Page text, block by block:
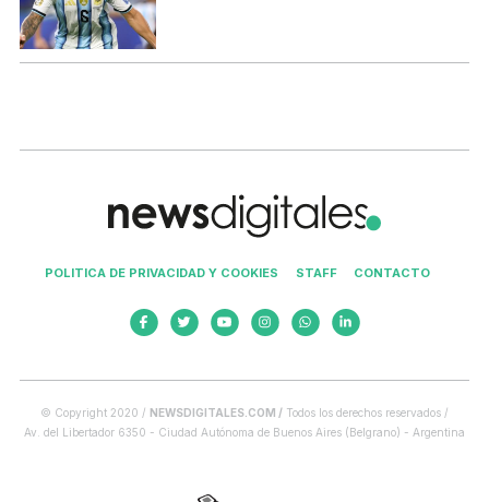
POLITICA DE PRIVACIDAD Y COOKIES STAFF CONTACTO
© Copyright 2020 / NEWSDIGITALES.COM / Todos los derechos reservados /
Av. del Libertador 6350 - Ciudad Autónoma de Buenos Aires (Belgrano) - Argentina